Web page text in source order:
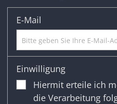
E-Mail
Einwilligung
Hiermit erteile ich
die Verarbeitung